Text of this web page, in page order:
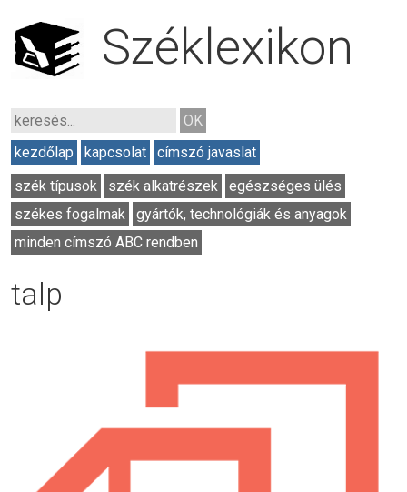
Széklexikon
kezdőlap kapcsolat
címszó javaslat
szék típusok
szék alkatrészek
egészséges ülés
székes fogalmak
gyártók, technológiák és anyagok
minden címszó ABC rendben
talp